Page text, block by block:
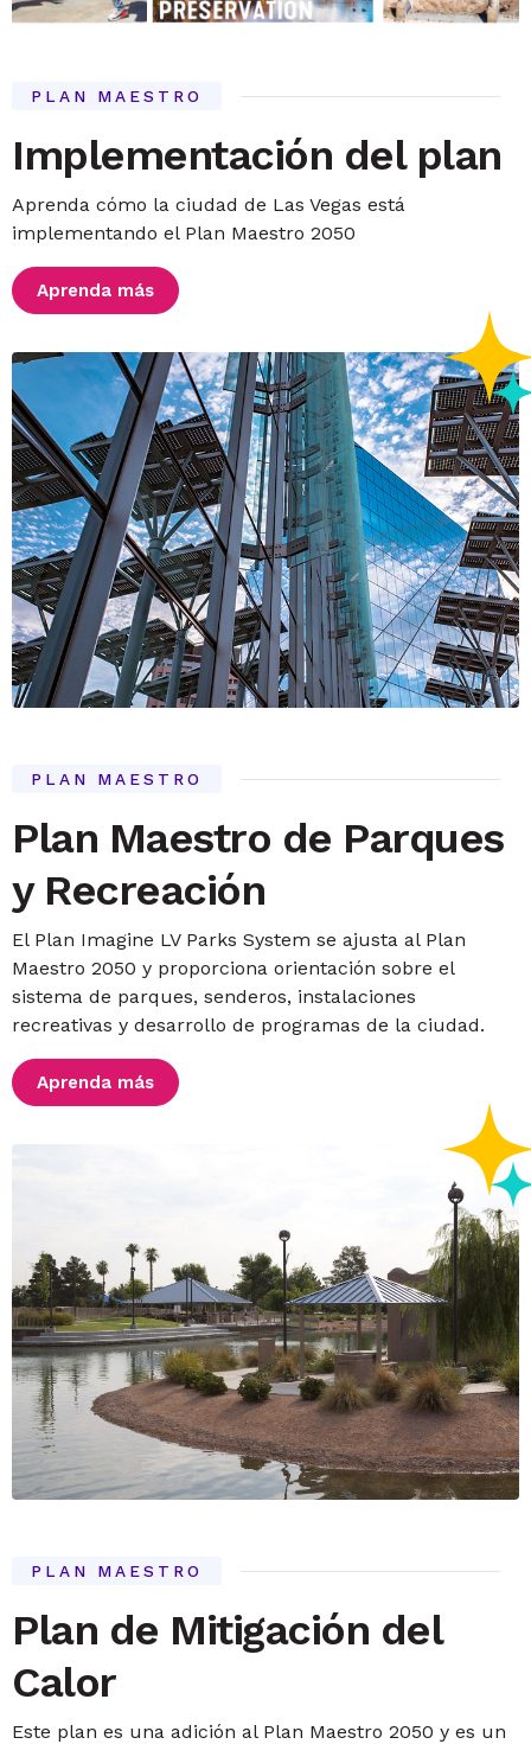
PLAN MAESTRO
Implementación del plan
Aprenda cómo la ciudad de Las Vegas está
implementando el Plan Maestro 2050
Aprenda más
PLAN MAESTRO
Plan Maestro de Parques
y Recreación
El Plan Imagine LV Parks System se ajusta al Plan
Maestro 2050 y proporciona orientación sobre el
sistema de parques, senderos, instalaciones
recreativas y desarrollo de programas de la ciudad.
Aprenda más
PLAN MAESTRO
Plan de Mitigación del
Calor
Este plan es una adición al Plan Maestro 2050 y es un